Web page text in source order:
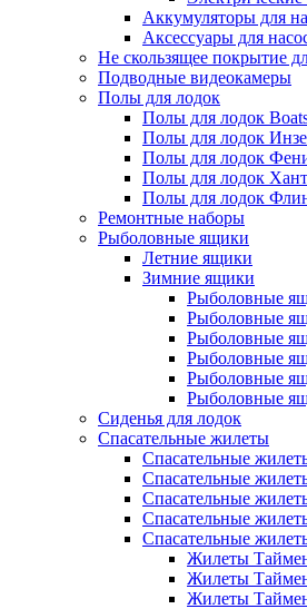
Аккумуляторы для
Аксессуары для
Не скользящее покрытие
Подводные видеокамеры
Полы для лодок
Полы для лодок
Полы для лодок
Полы для лодок
Полы для лодок
Полы для лодок
Ремонтные наборы
Рыболовные ящики
Летние ящики
Зимние ящики
Рыболовные
Рыболовные
Рыболовные
Рыболовные
Рыболовные
Рыболовные
Сиденья для лодок
Спасательные жилеты
Спасательные
Спасательные
Спасательные
Спасательные
Спасательные
Жилеты
Жилеты
Жилеты